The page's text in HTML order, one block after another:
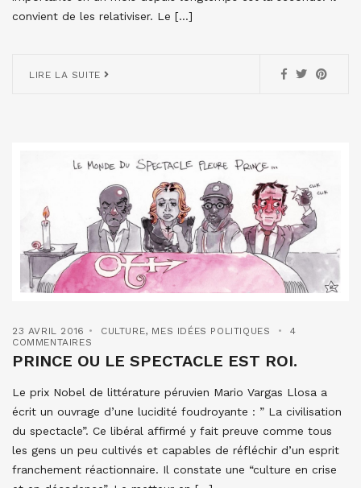
convient de les relativiser. Le […]
LIRE LA SUITE
23 AVRIL 2016 CULTURE, MES IDÉES POLITIQUES
4
COMMENTAIRES
PRINCE OU LE SPECTACLE EST ROI.
Le prix Nobel de littérature péruvien Mario Vargas Llosa a
écrit un ouvrage d’une lucidité foudroyante : ” La civilisation
du spectacle”. Ce libéral affirmé y fait preuve comme tous
les gens un peu cultivés et capables de réfléchir d’un esprit
franchement réactionnaire. Il constate une “culture en crise